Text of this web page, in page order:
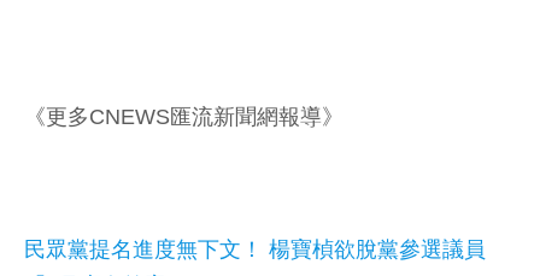
《更多CNEWS匯流新聞網報導》
民眾黨提名進度無下文！ 楊寶楨欲脫黨參選議員